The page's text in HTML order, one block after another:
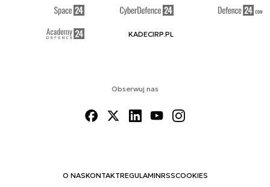
Obserwuj nas
O NASKONTAKTREGULAMINRSSCOOKIES
KADECIRP.PL